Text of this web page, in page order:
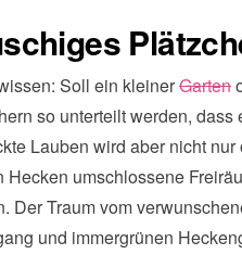
Soll ein kleinerGarten
so unterteilt werden,
Lauben wird aber nicht
Hecken umschlossene
Der Traum vom
und immergrünen